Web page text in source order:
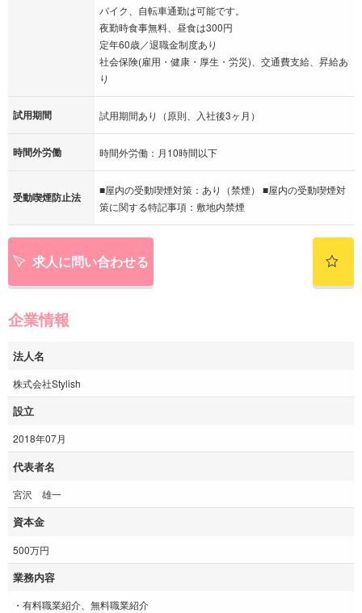
バイク、自転車通勤は可能です。
夜勤時食事無料、昼食は300円
定年60歳／退職金制度あり
社会保険(雇用・健康・厚生・労災)、交通費支給、昇給あ
り
試用期間 試用期間あり（原則、入社後3ヶ月）
時間外労働 時間外労働：月10時間以下
受動喫煙防止法
■屋内の受動喫煙対策：あり（禁煙） ■屋内の受動喫煙対
策に関する特記事項：敷地内禁煙
求人に問い合わせる
企業情報
法人名
株式会社Stylish
設立
2018年07月
代表者名
宮沢 雄一
資本金
500万円
業務内容
・有料職業紹介、無料職業紹介